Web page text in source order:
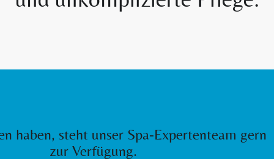
haben, steht unser Spa-Expertenteam gern
zur Verfügung.